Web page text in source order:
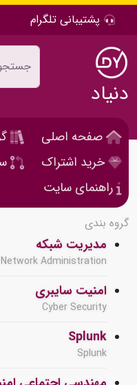
پشتیبانی تلگرام
دنیاد
صفحه اصلی
خرید اشتراک
راهنمای سایت
گروه بندی
مدیریت شبکه
Network Administration
امنیت سایبری
Cyber Security
Splunk
Splunk